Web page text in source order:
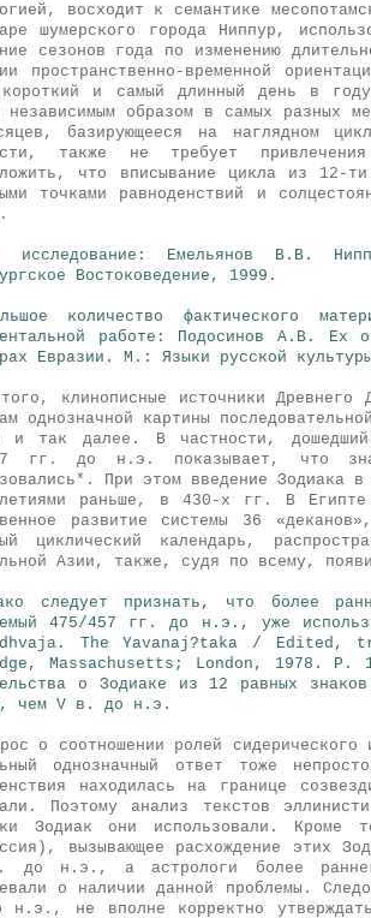
восходит к семантике
шумерского города Ниппур,
сезонов года по изменению
пространственно-временной
и самый длинный день в
независимым образом в самых разных
базирующееся на наглядном
также не требует
что вписывание цикла из 12-
точками равноденствий и
Емельянов В.В.
Востоковедение, 1999.
количество фактического
работе: Подосинов А.В.
Евразии. М.: Языки русской
клинописные источники
однозначной картины
и так далее. В частности, дошедший
гг. до н.э. показывает, что
При этом введение Зодиака
раньше, в 430-х гг. В Египте
развитие системы 36
циклический календарь,
Азии, также, судя по всему,
следует признать, что более
475/457 гг. до н.э., уже
The Yavanaj?taka / Edited,
Massachusetts; London, 1978. P.
о Зодиаке из 12 равных
чем V в. до н.э.
о соотношении ролей
однозначный ответ тоже
находилась на границе
Поэтому анализ текстов
Зодиак они использовали. Кроме
вызывающее расхождение этих
до н.э., а астрологи более
о наличии данной проблемы.
н.э., не вполне корректно